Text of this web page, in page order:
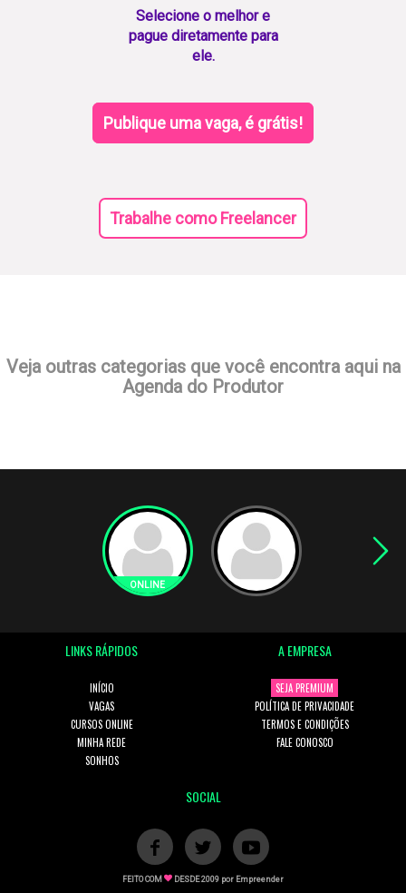
Selecione o melhor e
pague diretamente para
ele.
Publique uma vaga, é grátis!
Trabalhe como Freelancer
Veja outras categorias que você encontra aqui na
Agenda do Produtor
LINKS RÁPIDOS
INÍCIO
VAGAS
CURSOS ONLINE
MINHA REDE
SONHOS
A EMPRESA
SEJA PREMIUM
POLÍTICA DE PRIVACIDADE
TERMOS E CONDIÇÕES
FALE CONOSCO
SOCIAL
FEITO COM DESDE 2009 por Empreender